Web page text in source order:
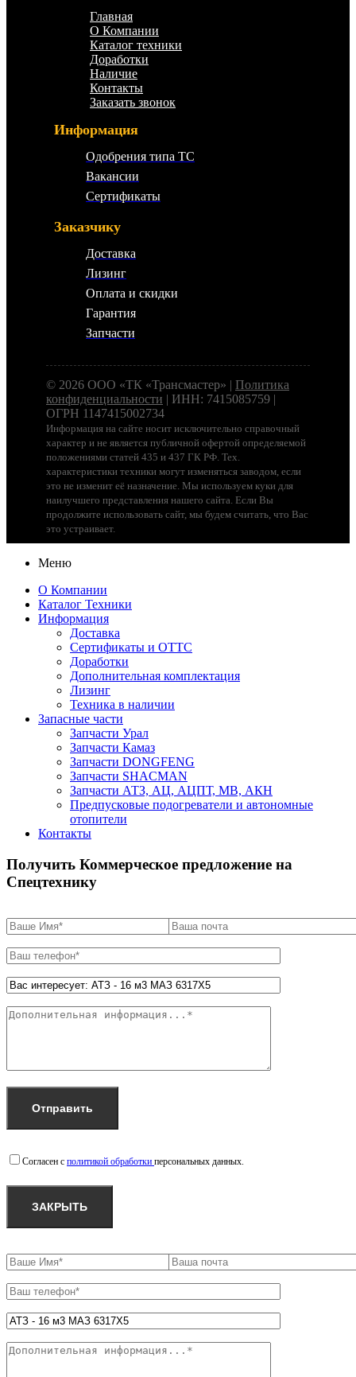
Главная
О Компании
Каталог техники
Доработки
Наличие
Контакты
Заказать звонок
Информация
Одобрения типа ТС
Вакансии
Сертификаты
Заказчику
Доставка
Лизинг
Оплата и скидки
Гарантия
Запчасти
© 2026 ООО «ТК «Трансмастер» | Политика
конфиденциальности | ИНН: 7415085759 |
ОГРН 1147415002734
Информация на сайте носит исключительно справочный
характер и не является публичной офертой определяемой
положениями статей 435 и 437 ГК РФ. Тех.
характеристики техники могут изменяться заводом, если
это не изменит её назначение. Мы используем куки для
наилучшего представления нашего сайта. Если Вы
продолжите использовать сайт, мы будем считать, что Вас
это устраивает.
Меню
О Компании
Каталог Техники
Информация
Доставка
Сертификаты и ОТТС
Доработки
Дополнительная комплектация
Лизинг
Техника в наличии
Запасные части
Запчасти Урал
Запчасти Камаз
Запчасти DONGFENG
Запчасти SHACMAN
Запчасти АТЗ, АЦ, АЦПТ, МВ, АКН
Предпусковые подогреватели и автономные
отопители
Контакты
Получить Коммерческое предложение на
Спецтехнику
Согласен с политикой обработки персональных данных.
ЗАКРЫТЬ